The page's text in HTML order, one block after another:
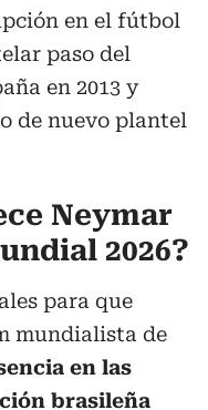
en el fútbol
paso del
en 2013 y
de nuevo plantel
Neymar
2026?
para que
mundialista de
en las
brasileña